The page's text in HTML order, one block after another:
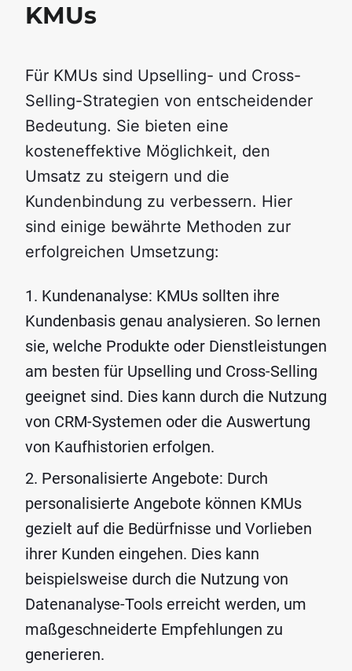
KMUs
Für KMUs sind Upselling- und Cross-
Selling-Strategien von entscheidender
Bedeutung. Sie bieten eine
kosteneffektive Möglichkeit, den
Umsatz zu steigern und die
Kundenbindung zu verbessern. Hier
sind einige bewährte Methoden zur
erfolgreichen Umsetzung:
Kundenanalyse: KMUs sollten ihre
Kundenbasis genau analysieren. So lernen
sie, welche Produkte oder Dienstleistungen
am besten für Upselling und Cross-Selling
geeignet sind. Dies kann durch die Nutzung
von CRM-Systemen oder die Auswertung
von Kaufhistorien erfolgen.
Personalisierte Angebote: Durch
personalisierte Angebote können KMUs
gezielt auf die Bedürfnisse und Vorlieben
ihrer Kunden eingehen. Dies kann
beispielsweise durch die Nutzung von
Datenanalyse-Tools erreicht werden, um
maßgeschneiderte Empfehlungen zu
generieren.